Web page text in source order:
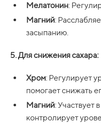
Мелатонин:
Магний:
засыпанию.
5. Для снижения сахара:
Хром: Регулирует
помогает снижать
Магний: Участвует
контролирует